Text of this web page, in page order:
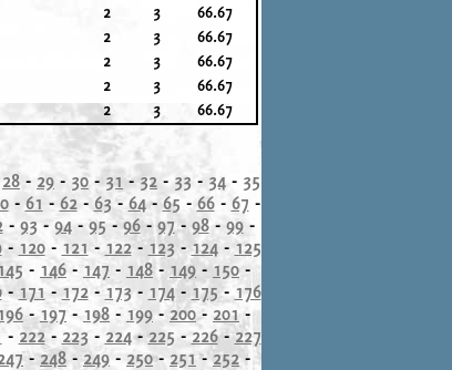
2 3
66.67
2 3
66.67
2 3
66.67
2 3
66.67
2 3 66.67
28 - 29 - 30- 31 - 32 - 33 - 34 - 35
- 61 - 62- 63 - 64- 65 - 66- 67 -
- 93 - 94- 95- 96-97- 98- 99-
- 120- 121 - 122- 123 - 124- 125
- 146 - 147 - 148 - 149 - 150 -
- 171 -172- 173 - 174- 175 - 176
-197 - 198 - 199 - 200- 201 -
- 222- 223- 224-225 -226- 227
-248 -249 - 250- 251 - 252-